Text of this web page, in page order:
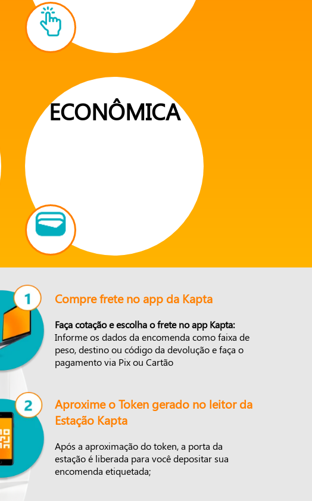
ECONÔMICA
Compre frete no app da Kapta
Faça cotação e escolha o frete no app Kapta:
Informe os dados da encomenda como faixa de
peso, destino ou código da devolução e faça o
pagamento via Pix ou Cartão
Aproxime o Token gerado no leitor da
Estação Kapta
Após a aproximação do token, a porta da
estação é liberada para você depositar sua
encomenda etiquetada;